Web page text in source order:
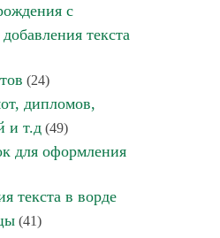
с
текста
(24)
дипломов,
и т.д(49)
для оформления
текста в ворде
(41)